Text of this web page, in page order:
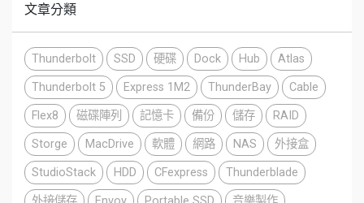
文章分類
Thunderbolt SSD 硬碟 Dock Hub Atlas
Thunderbolt 5 Express 1M2 ThunderBay Cable
Flex8 磁碟陣列 記憶卡 備份 儲存 RAID
Storge MacDrive 軟體 網路 NAS 外接盒
StudioStack HDD CFexpress Thunderblade